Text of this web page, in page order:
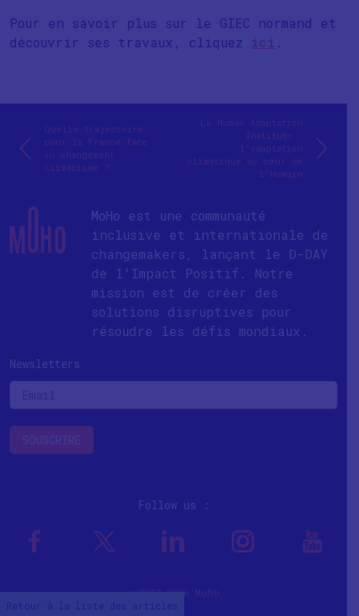
Pour en savoir plus sur le GIEC normand et
découvrir ses travaux, cliquez ici .
Retour à la liste des articles
Quelle trajectoire
pour la France face
au changement
climatique ?
Le Human Adaptation
Institute :
l’adaptation
climatique au cœur de
l’Humain
MoHo est une communauté
inclusive et internationale de
changemakers, lançant le D-DAY
de l'Impact Positif. Notre
mission est de créer des
solutions disruptives pour
résoudre les défis mondiaux.
Newsletters
Follow us :
© 2017-2026 Moho